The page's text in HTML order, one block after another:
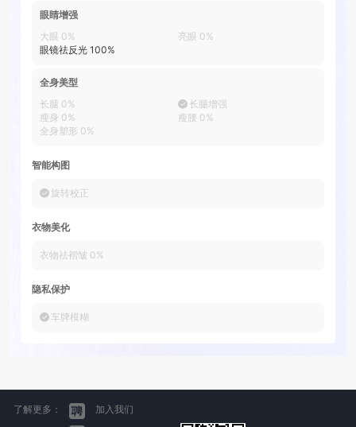
眼睛增强
大眼 0% 亮眼 0%
眼镜祛反光 100%
全身美型
长腿 0%
长腿增强
瘦身 0% 瘦腰 0%
全身塑形 0%
智能构图
旋转校正
衣物美化
衣物祛褶皱 0%
隐私保护
车牌模糊
了解更多：
加入我们